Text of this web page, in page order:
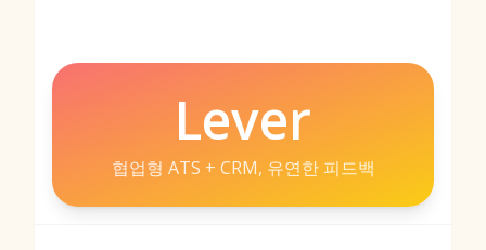
Lever
협업형 ATS + CRM, 유연한 피드백